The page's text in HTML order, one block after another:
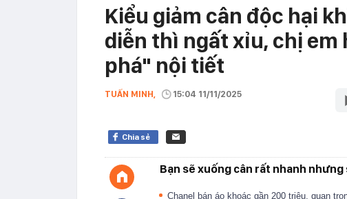
Kiểu giảm cân độc hại
diễn thì ngất xỉu, chị
phá" nội tiết
TUẤN MINH, 15:04 11/11/2025
Chia sẻ
Bạn sẽ xuống cân rất nhanh
Chanel bán áo khoác gần 200 triệu, quan